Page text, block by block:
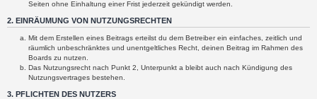
Seiten ohne Einhaltung einer Frist jederzeit gekündigt werden.
2. EINRÄUMUNG VON NUTZUNGSRECHTEN
Mit dem Erstellen eines Beitrags erteilst du dem Betreiber ein einfaches, zeitlich und
räumlich unbeschränktes und unentgeltliches Recht, deinen Beitrag im Rahmen des
Boards zu nutzen.
Das Nutzungsrecht nach Punkt 2, Unterpunkt a bleibt auch nach Kündigung des
Nutzungsvertrages bestehen.
3. PFLICHTEN DES NUTZERS